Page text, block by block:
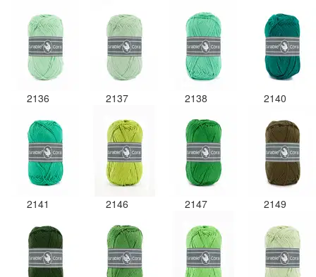
2136 2137 2138 2140
2141 2146 2147 2149